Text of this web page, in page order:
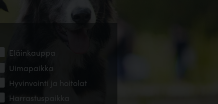
Eläinkauppa
Uimapaikka
Hyvinvointi ja hoitolat
Harrastuspaikka